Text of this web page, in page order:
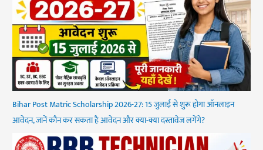
Bihar Post Matric Scholarship 2026-27: 15 जुलाई से शुरू होगा ऑनलाइन
आवेदन, जानें कौन कर सकता है आवेदन और क्या-क्या दस्तावेज लगेंगे?